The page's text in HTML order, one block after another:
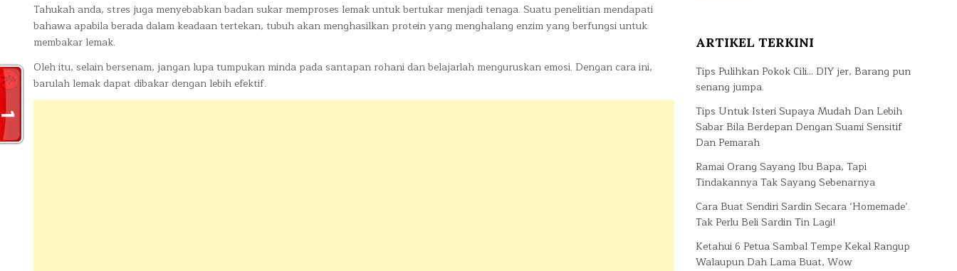
Tahukah anda, stres juga menyebabkan badan sukar memproses lemak untuk bertukar menjadi tenaga. Suatu penelitian mendapati
bahawa apabila berada dalam keadaan tertekan, tubuh akan menghasilkan protein yang menghalang enzim yang berfungsi untuk
membakar lemak.
Oleh itu, selain bersenam, jangan lupa tumpukan minda pada santapan rohani dan belajarlah menguruskan emosi. Dengan cara ini,
barulah lemak dapat dibakar dengan lebih efektif.
ARTIKEL TERKINI
Tips Pulihkan Pokok Cili… DIY jer, Barang pun
senang jumpa.
Tips Untuk Isteri Supaya Mudah Dan Lebih
Sabar Bila Berdepan Dengan Suami Sensitif
Dan Pemarah
Ramai Orang Sayang Ibu Bapa, Tapi
Tindakannya Tak Sayang Sebenarnya
Cara Buat Sendiri Sardin Secara ‘Homemade’.
Tak Perlu Beli Sardin Tin Lagi!
Ketahui 6 Petua Sambal Tempe Kekal Rangup
Walaupun Dah Lama Buat, Wow